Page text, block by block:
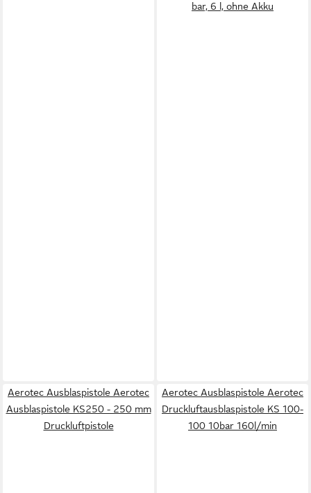
bar, 6 l, ohne Akku
Aerotec Ausblaspistole Aerotec
Ausblaspistole KS250 - 250 mm
Druckluftpistole
Aerotec Ausblaspistole Aerotec
Druckluftausblaspistole KS 100-
100 10bar 160l/min